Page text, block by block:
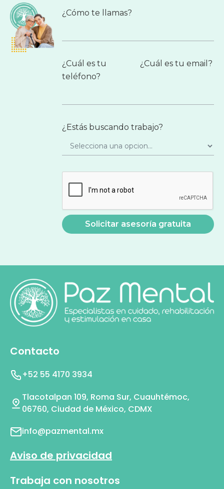
¿Cómo te llamas?
¿Cuál es tu
teléfono?
¿Cuál es tu email?
¿Estás buscando trabajo?
Contacto
+52 55 4170 3934
Tlacotalpan 109, Roma Sur, Cuauhtémoc,
06760, Ciudad de México, CDMX
info@pazmental.mx
Aviso de privacidad
Trabaja con nosotros